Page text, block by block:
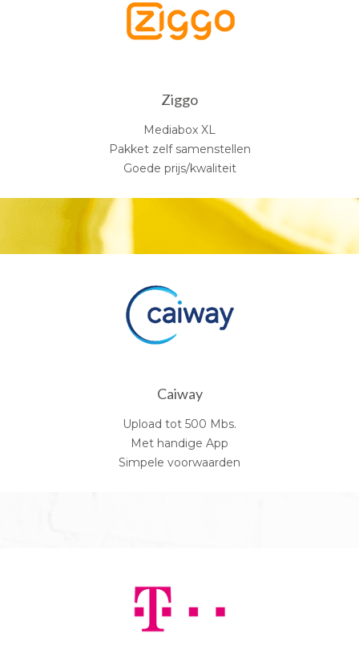
Ziggo
Mediabox XL
Pakket zelf samenstellen
Goede prijs/kwaliteit
Caiway
Upload tot 500 Mbs.
Met handige App
Simpele voorwaarden